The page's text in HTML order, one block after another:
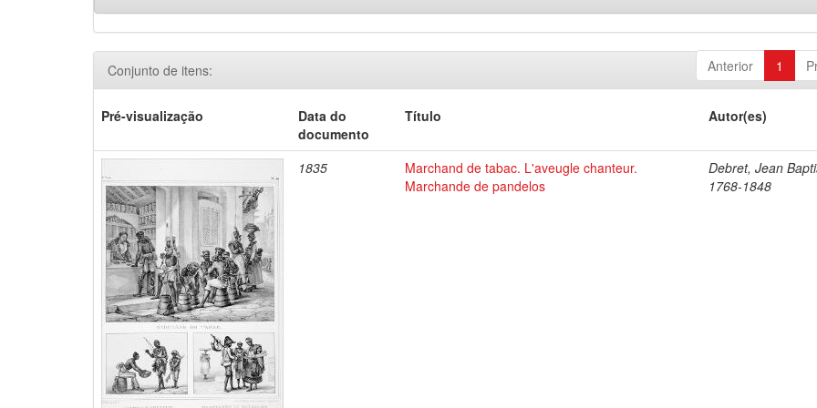
Anterior 1
Conjunto de itens:
Pré-visualização
Data do
documento
Título Autor(es)
1835
Marchand de tabac. L'aveugle chanteur.
Marchande de pandelos
Debret, Jean
1768-1848